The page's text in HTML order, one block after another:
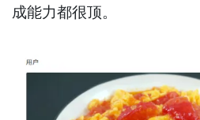
成能力都很顶。